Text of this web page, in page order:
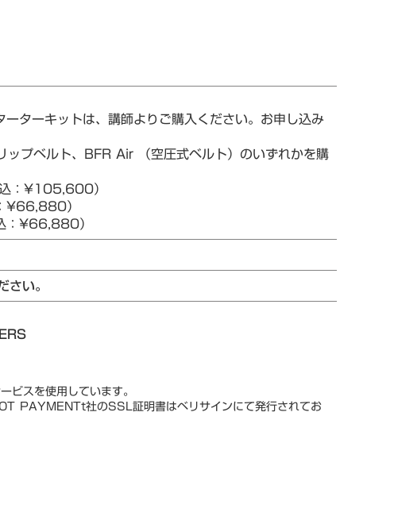
ターキットは、講師よりご購入ください。お申し込み
プベルト、BFR Air （空圧式ベルト）のいずれかを購
：¥105,600）
¥66,880）
：¥66,880）
い。
スを使用しています。
PAYMENTt社のSSL証明書はベリサインにて発行されてお